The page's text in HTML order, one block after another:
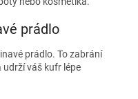
prádlo
prádlo. To zabrání
udrží váš kufr lépe